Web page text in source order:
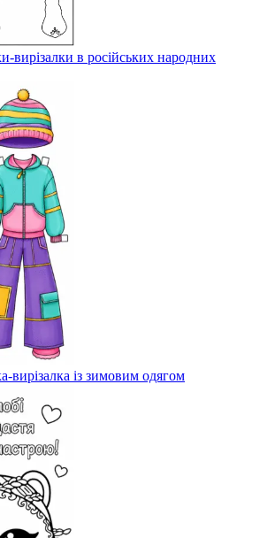
вирізалки в російських народних
вирізалка із зимовим одягом